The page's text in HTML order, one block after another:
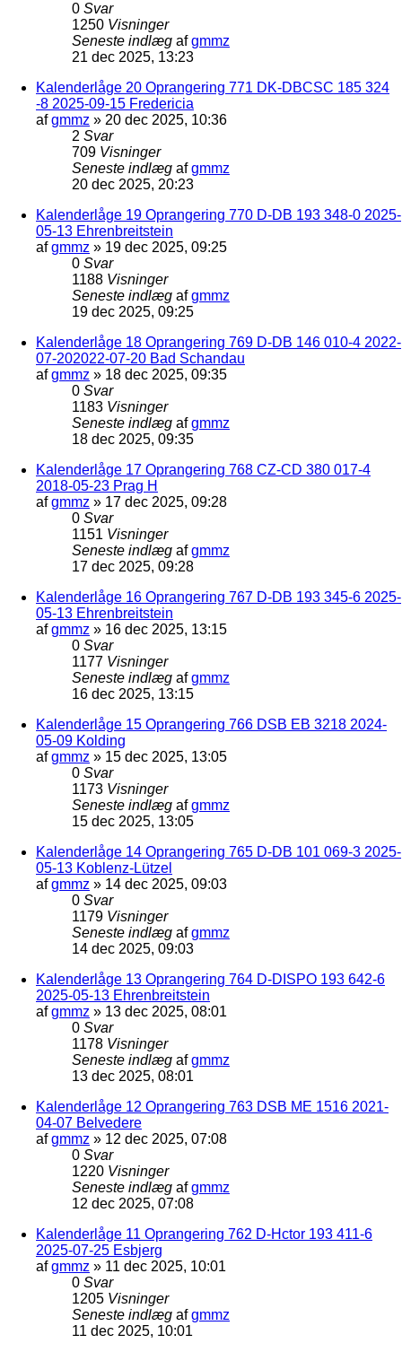
0 Svar
1250 Visninger
Seneste indlæg afgmmz
21 dec 2025, 13:23
Kalenderlåge 20 Oprangering 771 DK-DBCSC 185 324
-8 2025-09-15 Fredericia
afgmmz » 20 dec 2025, 10:36
2 Svar
709 Visninger
Seneste indlæg afgmmz
20 dec 2025, 20:23
Kalenderlåge 19 Oprangering 770 D-DB 193 348-0 2025-
05-13 Ehrenbreitstein
afgmmz » 19 dec 2025, 09:25
0 Svar
1188 Visninger
Seneste indlæg afgmmz
19 dec 2025, 09:25
Kalenderlåge 18 Oprangering 769 D-DB 146 010-4 2022-
07-202022-07-20 Bad Schandau
afgmmz » 18 dec 2025, 09:35
0 Svar
1183 Visninger
Seneste indlæg afgmmz
18 dec 2025, 09:35
Kalenderlåge 17 Oprangering 768 CZ-CD 380 017-4
2018-05-23 Prag H
afgmmz » 17 dec 2025, 09:28
0 Svar
1151 Visninger
Seneste indlæg afgmmz
17 dec 2025, 09:28
Kalenderlåge 16 Oprangering 767 D-DB 193 345-6 2025-
05-13 Ehrenbreitstein
afgmmz » 16 dec 2025, 13:15
0 Svar
1177 Visninger
Seneste indlæg afgmmz
16 dec 2025, 13:15
Kalenderlåge 15 Oprangering 766 DSB EB 3218 2024-
05-09 Kolding
afgmmz » 15 dec 2025, 13:05
0 Svar
1173 Visninger
Seneste indlæg afgmmz
15 dec 2025, 13:05
Kalenderlåge 14 Oprangering 765 D-DB 101 069-3 2025-
05-13 Koblenz-Lützel
afgmmz » 14 dec 2025, 09:03
0 Svar
1179 Visninger
Seneste indlæg afgmmz
14 dec 2025, 09:03
Kalenderlåge 13 Oprangering 764 D-DISPO 193 642-6
2025-05-13 Ehrenbreitstein
afgmmz » 13 dec 2025, 08:01
0 Svar
1178 Visninger
Seneste indlæg afgmmz
13 dec 2025, 08:01
Kalenderlåge 12 Oprangering 763 DSB ME 1516 2021-
04-07 Belvedere
afgmmz » 12 dec 2025, 07:08
0 Svar
1220 Visninger
Seneste indlæg afgmmz
12 dec 2025, 07:08
Kalenderlåge 11 Oprangering 762 D-Hctor 193 411-6
2025-07-25 Esbjerg
afgmmz » 11 dec 2025, 10:01
0 Svar
1205 Visninger
Seneste indlæg afgmmz
11 dec 2025, 10:01